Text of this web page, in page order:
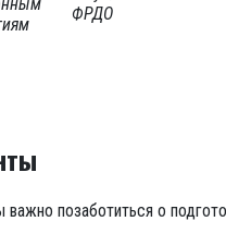
ФРДО
позаботиться о